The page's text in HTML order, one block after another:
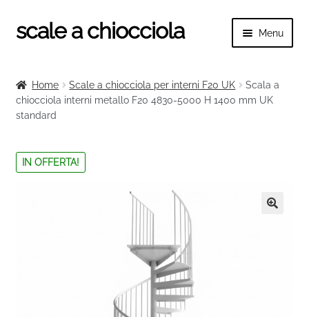
Vai
alla
Vai
al
scale a chiocciola Menu
il
menu
Tutte le scale
Ringhiere e balaustre
menu
Home Scale a chiocciola per interni F20 UK
Scala a
chiocciola interni metallo F20 4830-5000 H 1400 mm UK
standard
IN OFFERTA!